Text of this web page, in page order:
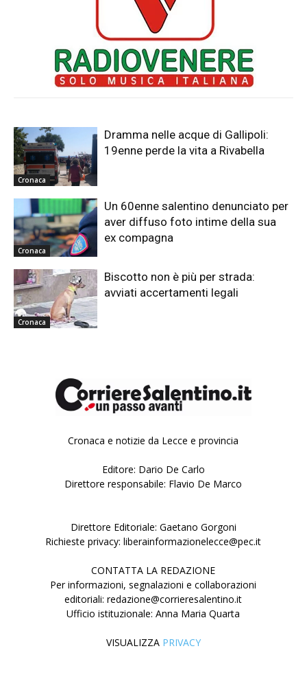
Cronaca
Dramma nelle acque di Gallipoli:
19enne perde la vita a Rivabella
Cronaca
Un 60enne salentino denunciato per
aver diffuso foto intime della sua
ex compagna
Cronaca
Biscotto non è più per strada:
avviati accertamenti legali
Cronaca e notizie da Lecce e provincia
Editore: Dario De Carlo
Direttore responsabile: Flavio De Marco
Direttore Editoriale: Gaetano Gorgoni
Richieste privacy: liberainformazionelecce@pec.it
CONTATTA LA REDAZIONE
Per informazioni, segnalazioni e collaborazioni
editoriali: redazione@corrieresalentino.it
Ufficio istituzionale: Anna Maria Quarta
VISUALIZZA PRIVACY